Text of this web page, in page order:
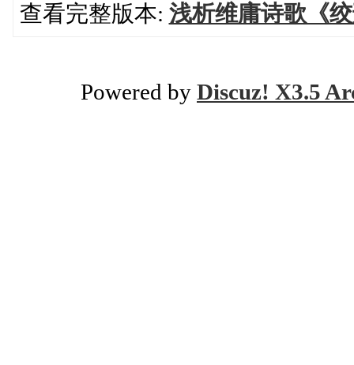
查看完整版本: 浅析维庸诗歌《
Powered by Discuz! X3.5